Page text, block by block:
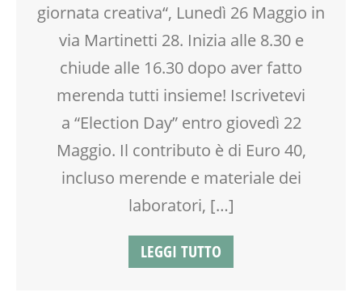
RAGAZZI
SPETTACOLO
TEATRO D'IMPROVVISAZIONE
TEATRO DI NARRAZIONE
TEMPO LIBERO
giornata creativa“, Lunedì 26 Maggio in
via Martinetti 28. Inizia alle 8.30 e
chiude alle 16.30 dopo aver fatto
merenda tutti insieme! Iscrivetevi
a “Election Day” entro giovedì 22
Maggio. Il contributo è di Euro 40,
incluso merende e materiale dei
laboratori, […]
LEGGI TUTTO